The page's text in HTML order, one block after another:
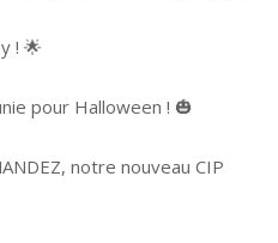
! 🌟
pour Halloween ! 🎃
notre nouveau CIP